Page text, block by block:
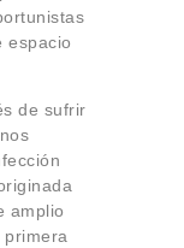
espacio
de sufrir
amplio
primera